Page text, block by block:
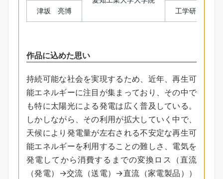
津坂 亮博 工学研究科
作品に込めた思い
持続可能な社会を実現するため、近年、再生可
能エネルギーに注目が集まっており、その中で
も特に太陽光による発電は広く普及している。
しかしながら、その利用が拡大していく中で、
天候により発電量が左右される不安定な再生可
能エネルギーを利用することの難しさ、電気を
発電してから消費するまでの変換ロス（直流
（発電）→交流（送電）→直流（家電製品））